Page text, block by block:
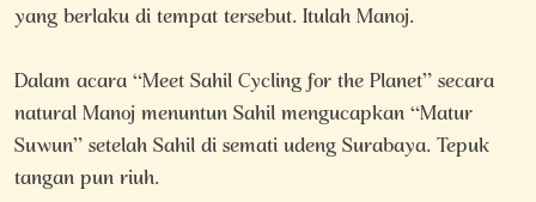
yang berlaku di tempat tersebut. Itulah Manoj.
Dalam acara “Meet Sahil Cycling for the Planet” secara
natural Manoj menuntun Sahil mengucapkan “Matur
Suwun” setelah Sahil di semati udeng Surabaya. Tepuk
tangan pun riuh.